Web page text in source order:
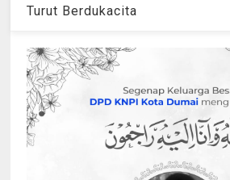
Turut Berdukacita